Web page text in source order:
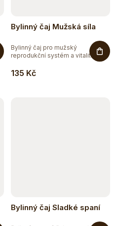
Bylinný čaj Mužská síla
135 Kč
Bylinný čaj pro mužský
reprodukční systém a vitalitu.
Bylinný čaj Sladké spaní